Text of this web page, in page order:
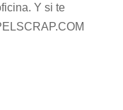
Y si te